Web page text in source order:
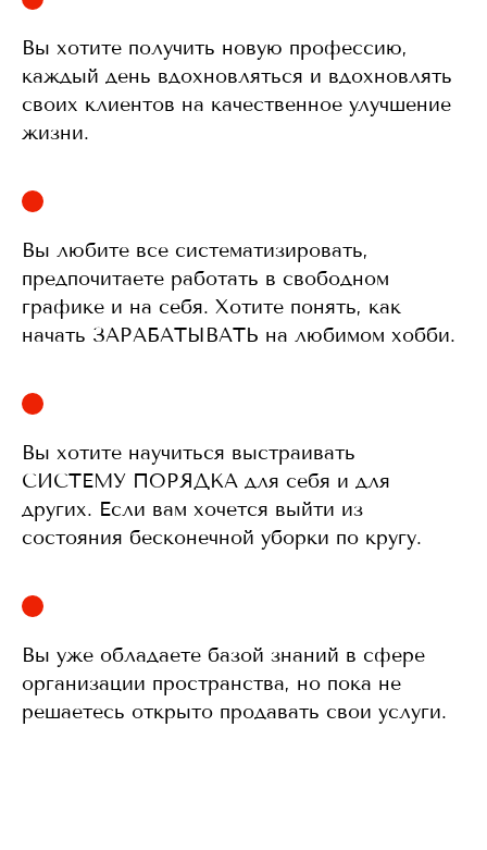
Вы хотите получить новую профессию,
каждый день вдохновляться и вдохновлять
своих клиентов на качественное улучшение
жизни.
Вы любите все систематизировать,
предпочитаете работать в свободном
графике и на себя. Хотите понять, как
начать ЗАРАБАТЫВАТЬ на любимом хобби.
Вы хотите научиться выстраивать
СИСТЕМУ ПОРЯДКА для себя и для
других. Если вам хочется выйти из
состояния бесконечной уборки по кругу.
Вы уже обладаете базой знаний в сфере
организации пространства, но пока не
решаетесь открыто продавать свои услуги.